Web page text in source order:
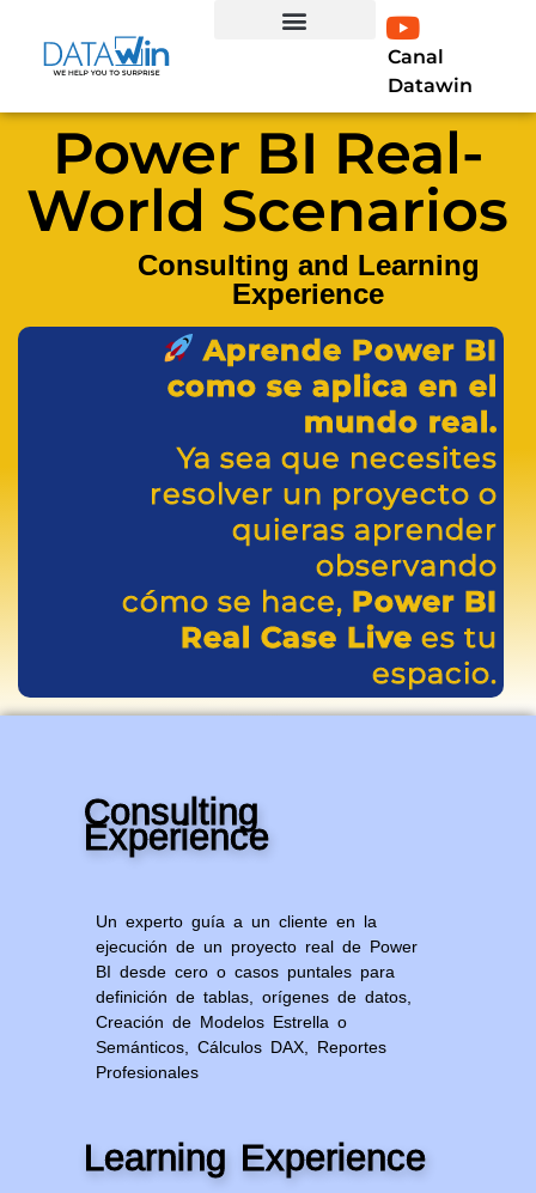
Canal
Datawin
Power BI Real-
World Scenarios
Consulting and Learning
Experience
Aprende Power BI
como se aplica en el
mundo real.
Ya sea que necesites
resolver un proyecto o
quieras aprender
observando
cómo se hace, Power BI
Real Case Live es tu
espacio.
Consulting
Experience
Un experto guía a un cliente en la
ejecución de un proyecto real de Power
BI desde cero o casos puntales para
definición de tablas, orígenes de datos,
Creación de Modelos Estrella o
Semánticos, Cálculos DAX, Reportes
Profesionales
Learning Experience